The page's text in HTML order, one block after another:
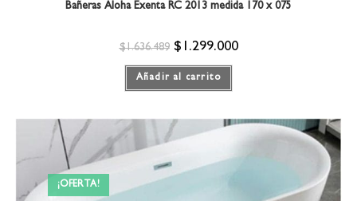
Bañeras Aloha Exenta RC 2013 medida 170 x 075
$1.636.489 $ 1.299.000
Añadir al carrito
¡OFERTA!